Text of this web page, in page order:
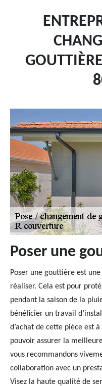
Poser une
Poser une gouttière est
réaliser. Cela est pour
pendant la saison de la
bénéficier un travail
d’achat de cette pièce est
pouvoir assurer la
vous recommandons
collaboration avec un
Visez la haute qualité de